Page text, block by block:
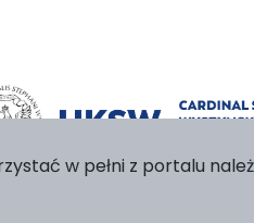
w pełni z portalu